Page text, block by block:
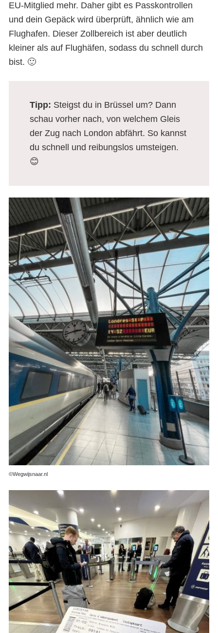
EU-Mitglied mehr. Daher gibt es Passkontrollen
und dein Gepäck wird überprüft, ähnlich wie am
Flughafen. Dieser Zollbereich ist aber deutlich
kleiner als auf Flughäfen, sodass du schnell durch
bist. 🙂
Tipp: Steigst du in Brüssel um? Dann
schau vorher nach, von welchem Gleis
der Zug nach London abfährt. So kannst
du schnell und reibungslos umsteigen.
😊
©Wegwijsnaar.nl